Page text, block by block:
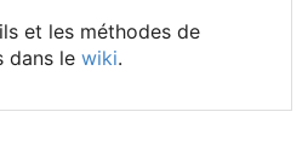
et les méthodes de
dans le wiki.